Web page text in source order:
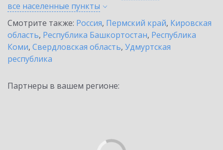
все населенные пункты
Смотрите также: Россия, Пермский край, Кировская
область, Республика Башкортостан, Республика
Коми, Свердловская область, Удмуртская
республика
Партнеры в вашем регионе: